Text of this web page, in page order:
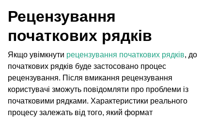
Рецензування
початкових рядків
Якщо увімкнути рецензування початкових рядків, до
початкових рядків буде застосовано процес
рецензування. Після вмикання рецензування
користувачі зможуть повідомляти про проблеми із
початковими рядками. Характеристики реального
процесу залежать від того, який формат